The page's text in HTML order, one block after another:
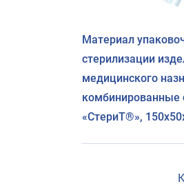
Материал
стерилизации
медицинского
комбинированные
«СтериТ®»,